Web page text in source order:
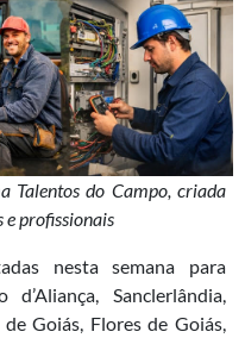
Talentos do Campo, criada
e profissionais
nesta semana para
Sanclerlândia,
Goiás, Flores de Goiás,